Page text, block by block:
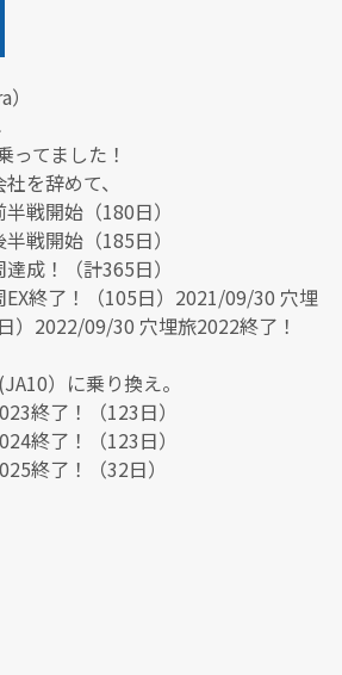
ってました！
を辞めて、
戦開始（180日）
戦開始（185日）
成！（計365日）
終了！（105日）2021/09/30 穴埋
）2022/09/30 穴埋旅2022終了！
）に乗り換え。
終了！（123日）
終了！（123日）
終了！（32日）